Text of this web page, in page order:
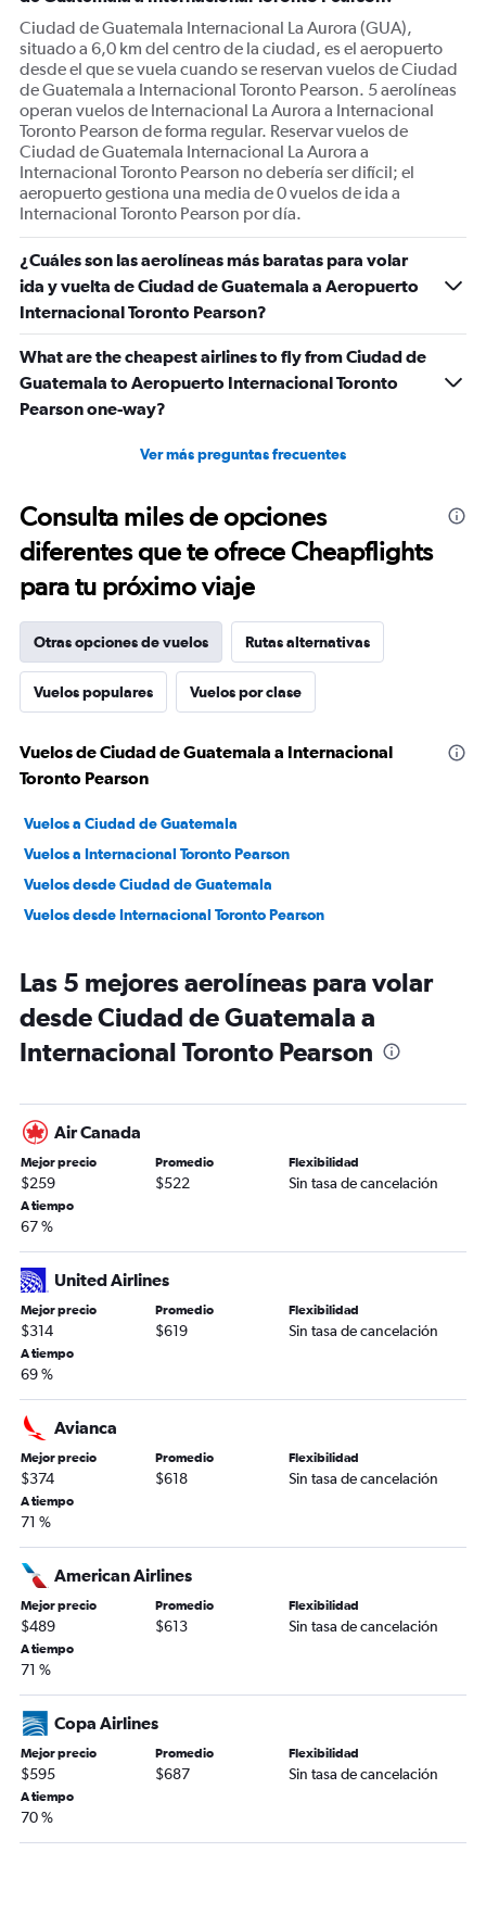
Ciudad de Guatemala Internacional La Aurora (GUA),
situado a 6,0 km del centro de la ciudad, es el aeropuerto
desde el que se vuela cuando se reservan vuelos de Ciudad
de Guatemala a Internacional Toronto Pearson. 5 aerolíneas
operan vuelos de Internacional La Aurora a Internacional
Toronto Pearson de forma regular. Reservar vuelos de
Ciudad de Guatemala Internacional La Aurora a
Internacional Toronto Pearson no debería ser difícil; el
aeropuerto gestiona una media de 0 vuelos de ida a
Internacional Toronto Pearson por día.
¿Cuáles son las aerolíneas más baratas para volar
ida y vuelta de Ciudad de Guatemala a Aeropuerto
Internacional Toronto Pearson?
What are the cheapest airlines to fly from Ciudad de
Guatemala to Aeropuerto Internacional Toronto
Pearson one-way?
Ver más preguntas frecuentes
Consulta miles de opciones
diferentes que te ofrece Cheapflights
para tu próximo viaje
Otras opciones de vuelos Rutas alternativas
Vuelos populares Vuelos por clase
Vuelos de Ciudad de Guatemala a Internacional
Toronto Pearson
Vuelos a Ciudad de Guatemala
Vuelos a Internacional Toronto Pearson
Vuelos desde Ciudad de Guatemala
Vuelos desde Internacional Toronto Pearson
Las 5 mejores aerolíneas para volar
desde Ciudad de Guatemala a
Internacional Toronto Pearson
Air Canada
Mejor precio
$259
Promedio
$522
Flexibilidad
Sin tasa de cancelación
A tiempo
67 %
United Airlines
Mejor precio
$314
Promedio
$619
Flexibilidad
Sin tasa de cancelación
A tiempo
69 %
Avianca
Mejor precio
$374
Promedio
$618
Flexibilidad
Sin tasa de cancelación
A tiempo
71 %
American Airlines
Mejor precio
$489
Promedio
$613
Flexibilidad
Sin tasa de cancelación
A tiempo
71 %
Copa Airlines
Mejor precio
$595
Promedio
$687
Flexibilidad
Sin tasa de cancelación
A tiempo
70 %